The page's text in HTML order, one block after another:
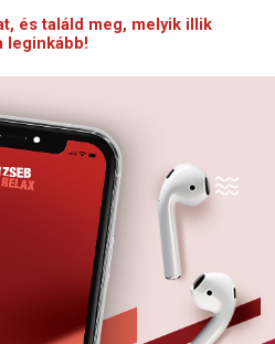
és találd meg, melyik illik
leginkább!